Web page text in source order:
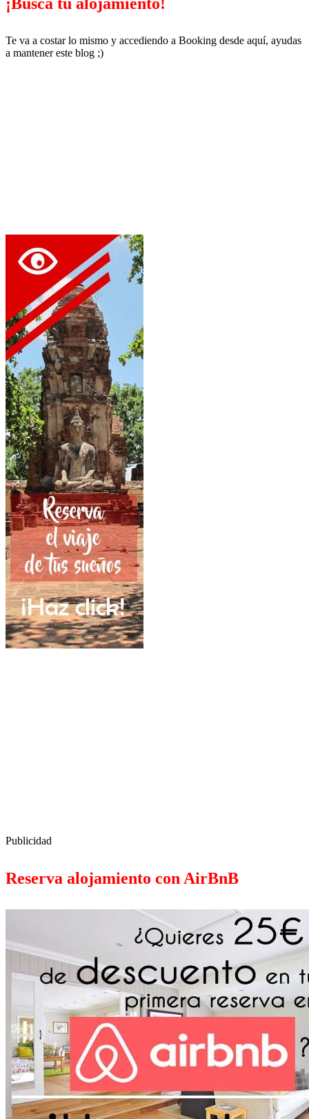
¡Busca tu alojamiento!
Te va a costar lo mismo y accediendo a Booking desde aquí, ayudas
a mantener este blog ;)
Publicidad
Reserva alojamiento con AirBnB